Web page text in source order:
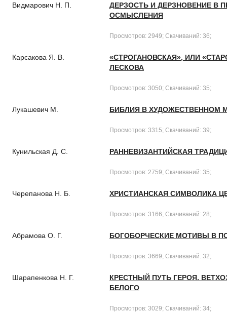
Видмарович Н. П.
ДЕРЗОСТЬ И ДЕРЗНОВЕНИЕ В
ОСМЫСЛЕНИЯ
Просмотров: 2949; Скачиваний: 36;
Карсакова Я. В.
«СТРОГАНОВСКАЯ», ИЛИ
ЛЕСКОВА
Просмотров: 3050; Скачиваний: 35;
Лукашевич М. БИБЛИЯ В ХУДОЖЕСТВЕННОМ
Просмотров: 3315; Скачиваний: 39;
Кунильская Д. С. РАННЕВИЗАНТИЙСКАЯ
Просмотров: 2759; Скачиваний: 35;
Черепанова Н. Б. ХРИСТИАНСКАЯ СИМВОЛИКА
Просмотров: 3166; Скачиваний: 28;
Абрамова О. Г. БОГОБОРЧЕСКИЕ МОТИВЫ В
Просмотров: 3669; Скачиваний: 32;
Шарапенкова Н. Г.
КРЕСТНЫЙ ПУТЬ ГЕРОЯ.
БЕЛОГО
Просмотров: 3029; Скачиваний: 34;